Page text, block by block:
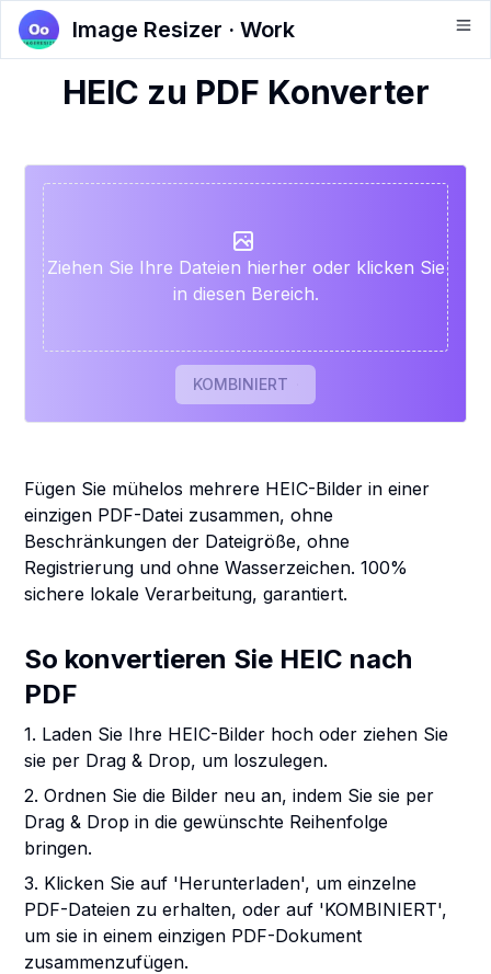
Image Resizer · Work
HEIC zu PDF Konverter
Ziehen Sie Ihre Dateien hierher oder klicken Sie
in diesen Bereich.
KOMBINIERT
Fügen Sie mühelos mehrere HEIC-Bilder in einer
einzigen PDF-Datei zusammen, ohne
Beschränkungen der Dateigröße, ohne
Registrierung und ohne Wasserzeichen. 100%
sichere lokale Verarbeitung, garantiert.
So konvertieren Sie HEIC nach
PDF
1. Laden Sie Ihre HEIC-Bilder hoch oder ziehen Sie
sie per Drag & Drop, um loszulegen.
2. Ordnen Sie die Bilder neu an, indem Sie sie per
Drag & Drop in die gewünschte Reihenfolge
bringen.
3. Klicken Sie auf 'Herunterladen', um einzelne
PDF-Dateien zu erhalten, oder auf 'KOMBINIERT',
um sie in einem einzigen PDF-Dokument
zusammenzufügen.